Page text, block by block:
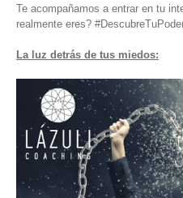
Te acompañamos a entrar en tu
realmente eres?
La luz detrás de tus miedos: